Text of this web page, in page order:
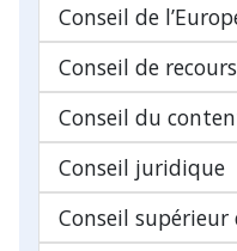
Conseil de
Conseil de recours
Conseil du
Conseil juridique
Conseil supérieur